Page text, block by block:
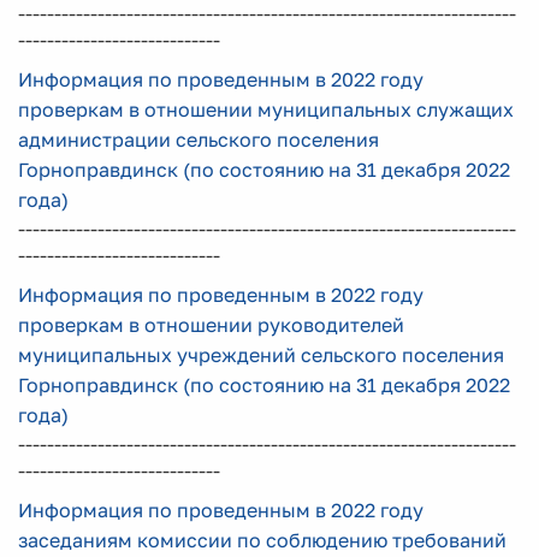
---------------------------------------------------------------------
----------------------------
Информация по проведенным в 2022 году
проверкам в отношении муниципальных служащих
администрации сельского поселения
Горноправдинск (по состоянию на 31 декабря 2022
года)
---------------------------------------------------------------------
----------------------------
Информация по проведенным в 2022 году
проверкам в отношении руководителей
муниципальных учреждений сельского поселения
Горноправдинск (по состоянию на 31 декабря 2022
года)
---------------------------------------------------------------------
----------------------------
Информация по проведенным в 2022 году
заседаниям комиссии по соблюдению требований